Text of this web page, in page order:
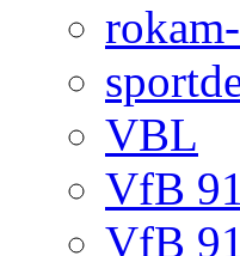
VBL
VfB
VfB